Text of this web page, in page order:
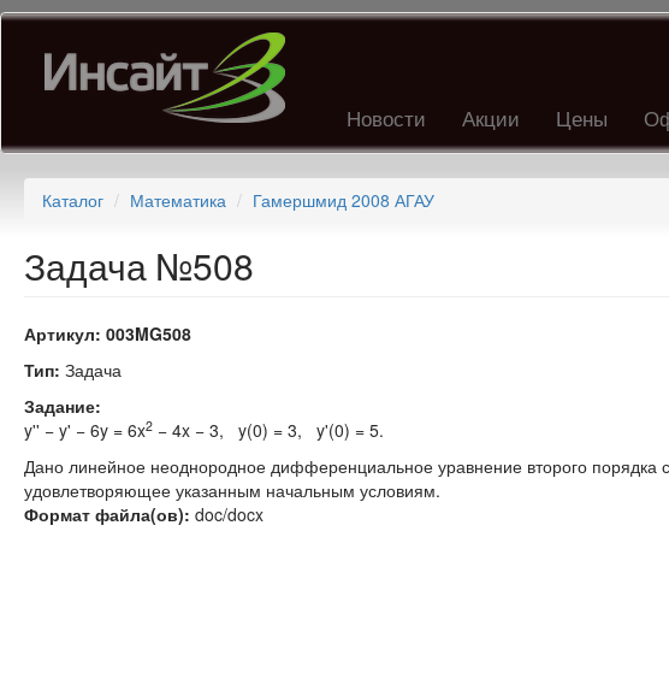
Перейти
основному
содержанию
Новости Акции Цены
Каталог Математика Гамершмид 2008 АГАУ
Задача №508
Артикул: 003MG508
Тип: Задача
Задание:
y'' − y' − 6y = 6x2 − 4x − 3, y(0) = 3, y'(0) = 5.
Дано линейное неоднородное дифференциальное уравнение второго
удовлетворяющее указанным начальным условиям.
Формат файла(ов): doc/docx